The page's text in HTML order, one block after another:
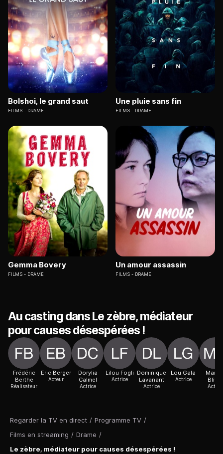
Regarder la TV en direct / Programme TV /
Films en streaming / Drame /
Le zèbre, médiateur pour causes désespérées !
Bolshoi, le grand saut
FILMS DRAME
Une pluie sans fin
FILMS DRAME
Gemma Bovery
FILMS DRAME
Un amour assassin
FILMS DRAME
Au casting dans Le zèbre, médiateur
pour causes désespérées !
Frédéric
Berthe
Réalisateur
Eric Berger
Acteur
Dorylia
Calmel
Actrice
Lilou Fogli
Actrice
Dominique
Lavanant
Actrice
Lou Gala
Actrice
Blivet
Acteur